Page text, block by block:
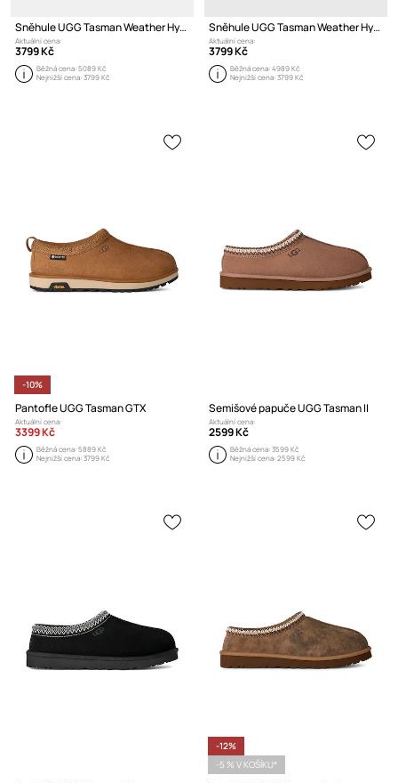
Sněhule UGG Tasman Weather Hybrid
Aktuální cena:
3799 Kč
Běžná cena:5089 Kč
Nejnižší cena:3799 Kč
Sněhule UGG Tasman Weather Hybrid
Aktuální cena:
3799 Kč
Běžná cena:4989 Kč
Nejnižší cena:3799 Kč
-10%
Pantofle UGG Tasman GTX
Aktuální cena:
3399 Kč
Běžná cena:5889 Kč
Nejnižší cena:3799 Kč
Semišové papuče UGG Tasman II
Aktuální cena:
2599 Kč
Běžná cena:3599 Kč
Nejnižší cena:2599 Kč
-12%
-5 % V KOŠÍKU*